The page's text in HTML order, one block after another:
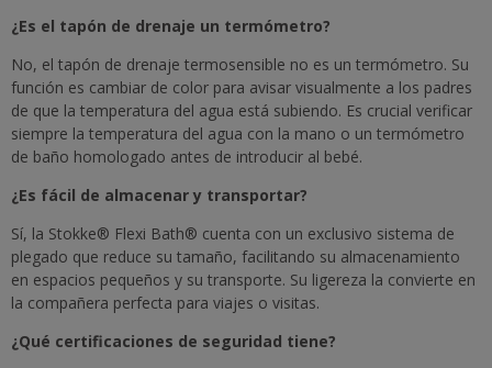
¿Es el tapón de drenaje un termómetro?
No, el tapón de drenaje termosensible no es un termómetro. Su
función es cambiar de color para avisar visualmente a los padres
de que la temperatura del agua está subiendo. Es crucial verificar
siempre la temperatura del agua con la mano o un termómetro
de baño homologado antes de introducir al bebé.
¿Es fácil de almacenar y transportar?
Sí, la Stokke® Flexi Bath® cuenta con un exclusivo sistema de
plegado que reduce su tamaño, facilitando su almacenamiento
en espacios pequeños y su transporte. Su ligereza la convierte en
la compañera perfecta para viajes o visitas.
¿Qué certificaciones de seguridad tiene?